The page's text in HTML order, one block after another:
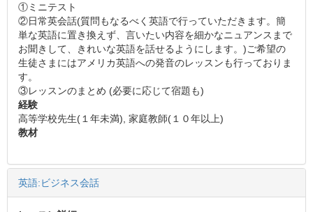
①ミニテスト
②日常英会話(質問もなるべく英語で行っていただきます。簡
単な英語に置き換えず、言いたい内容を細かなニュアンスまで
お聞きして、きれいな英語を話せるようにします。)ご希望の
生徒さまにはアメリカ英語への発音のレッスンも行っておりま
す。
③レッスンのまとめ (必要に応じて宿題も)
経験
高等学校先生(１年未満), 家庭教師(１０年以上)
教材
英語:ビジネス会話